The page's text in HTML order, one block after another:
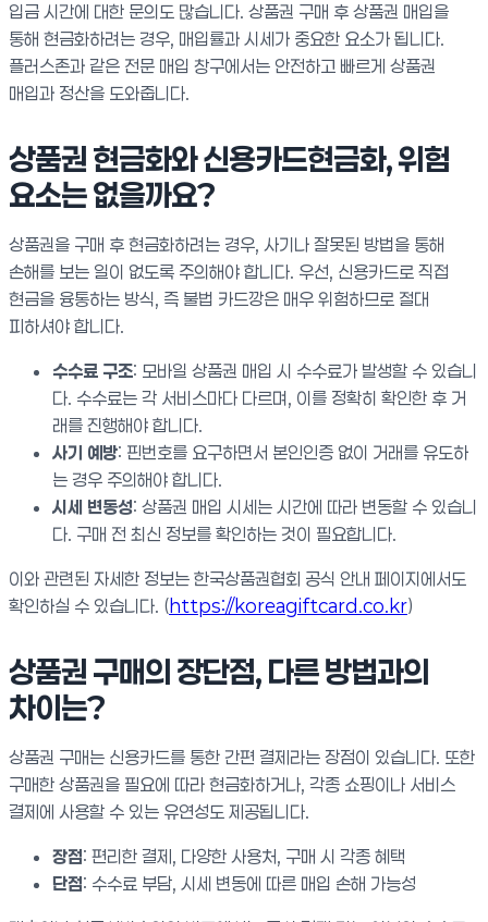
입금 시간에 대한 문의도 많습니다. 상품권 구매 후 상품권 매입을
통해 현금화하려는 경우, 매입률과 시세가 중요한 요소가 됩니다.
플러스존과 같은 전문 매입 창구에서는 안전하고 빠르게 상품권
매입과 정산을 도와줍니다.
상품권 현금화와 신용카드현금화, 위험
요소는 없을까요?
상품권을 구매 후 현금화하려는 경우, 사기나 잘못된 방법을 통해
손해를 보는 일이 없도록 주의해야 합니다. 우선, 신용카드로 직접
현금을 융통하는 방식, 즉 불법 카드깡은 매우 위험하므로 절대
피하셔야 합니다.
수수료 구조: 모바일 상품권 매입 시 수수료가 발생할 수 있습니
다. 수수료는 각 서비스마다 다르며, 이를 정확히 확인한 후 거
래를 진행해야 합니다.
사기 예방: 핀번호를 요구하면서 본인인증 없이 거래를 유도하
는 경우 주의해야 합니다.
시세 변동성: 상품권 매입 시세는 시간에 따라 변동할 수 있습니
다. 구매 전 최신 정보를 확인하는 것이 필요합니다.
이와 관련된 자세한 정보는 한국상품권협회 공식 안내 페이지에서도
확인하실 수 있습니다. (https://koreagiftcard.co.kr)
상품권 구매의 장단점, 다른 방법과의
차이는?
상품권 구매는 신용카드를 통한 간편 결제라는 장점이 있습니다. 또한
구매한 상품권을 필요에 따라 현금화하거나, 각종 쇼핑이나 서비스
결제에 사용할 수 있는 유연성도 제공됩니다.
장점: 편리한 결제, 다양한 사용처, 구매 시 각종 혜택
단점: 수수료 부담, 시세 변동에 따른 매입 손해 가능성